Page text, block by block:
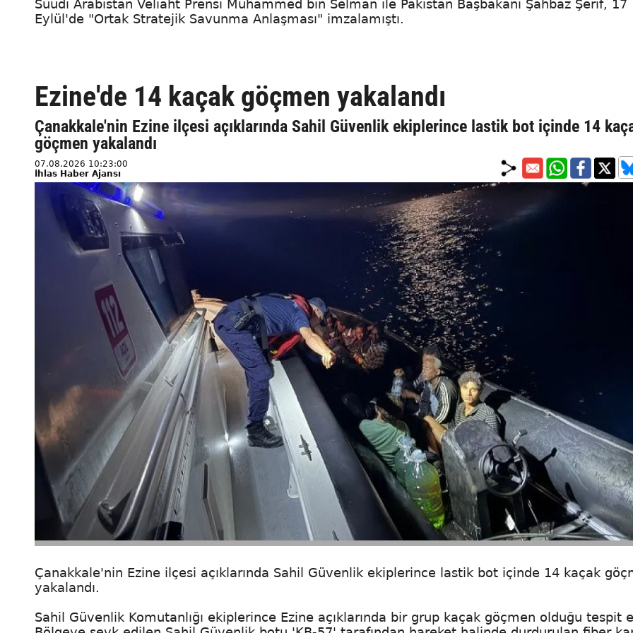
Suudi Arabistan Veliaht Prensi Muhammed bin Selman ile Pakistan Başbakanı Şahbaz Şerif, 17
Eylül'de "Ortak Stratejik Savunma Anlaşması" imzalamıştı.
Ezine'de 14 kaçak göçmen yakalandı
Çanakkale'nin Ezine ilçesi açıklarında Sahil Güvenlik ekiplerince lastik bot içinde 14
göçmen yakalandı
07.08.2026 10:23:00
İhlas Haber Ajansı
Çanakkale'nin Ezine ilçesi açıklarında Sahil Güvenlik ekiplerince lastik bot içinde 14 kaçak
yakalandı.
Sahil Güvenlik Komutanlığı ekiplerince Ezine açıklarında bir grup kaçak göçmen olduğu tespit